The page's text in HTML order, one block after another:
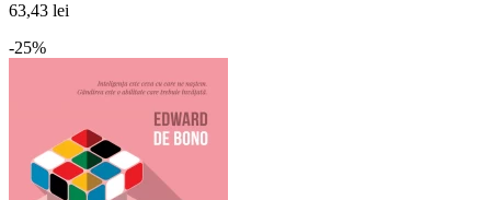
63,43 lei
-25%